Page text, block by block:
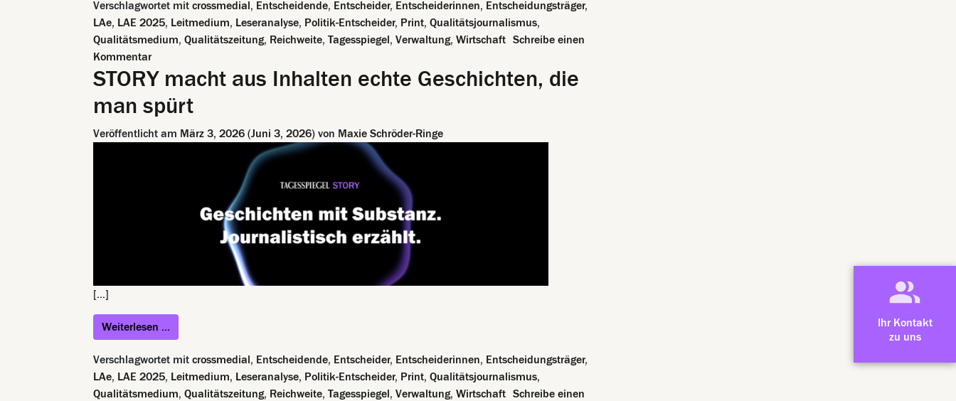
Ihr Kontakt
zu uns
Verschlagwortet mit crossmedial, Entscheidende, Entscheider, Entscheiderinnen, Entscheidungsträger,
LAe, LAE 2025, Leitmedium, Leseranalyse, Politik-Entscheider, Print, Qualitätsjournalismus,
Qualitätsmedium, Qualitätszeitung, Reichweite, Tagesspiegel, Verwaltung, Wirtschaft Schreibe einen
Kommentarzu Werden Sie Teil vom Land- und Genussmarkt 2026
STORY macht aus Inhalten echte Geschichten, die
man spürt
Veröffentlicht am März 3, 2026 (Juni 3, 2026) von Maxie Schröder-Ringe
[…]
Weiterlesen …
Verschlagwortet mit crossmedial, Entscheidende, Entscheider, Entscheiderinnen, Entscheidungsträger,
LAe, LAE 2025, Leitmedium, Leseranalyse, Politik-Entscheider, Print, Qualitätsjournalismus,
Qualitätsmedium, Qualitätszeitung, Reichweite, Tagesspiegel, Verwaltung, Wirtschaft Schreibe einen